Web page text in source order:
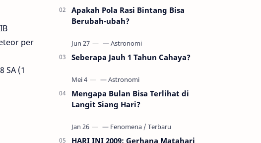
per
SA (1
22…
Apakah Pola Rasi Bintang Bisa
Berubah-ubah?
Seberapa Jauh 1 Tahun Cahaya?
Mengapa Bulan Bisa Terlihat di
Langit Siang Hari?
HARI INI 2009: Gerhana Matahari